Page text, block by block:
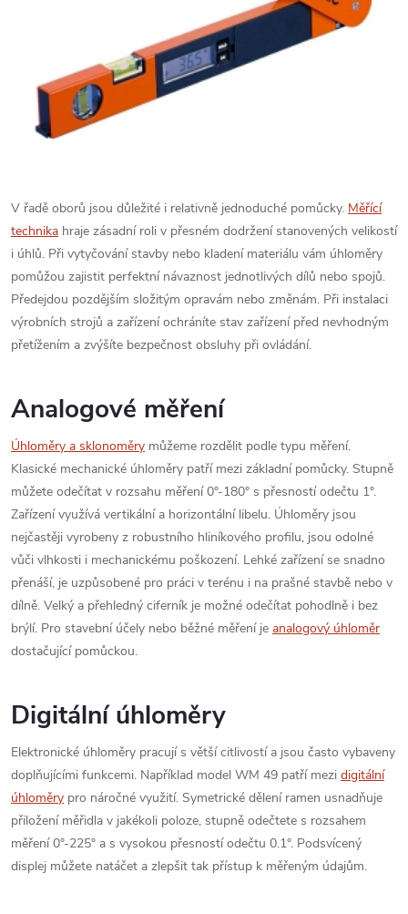
V řadě oborů jsou důležité i relativně jednoduché pomůcky. Měřící
technika hraje zásadní roli v přesném dodržení stanovených velikostí
i úhlů. Při vytyčování stavby nebo kladení materiálu vám úhloměry
pomůžou zajistit perfektní návaznost jednotlivých dílů nebo spojů.
Předejdou pozdějším složitým opravám nebo změnám. Při instalaci
výrobních strojů a zařízení ochráníte stav zařízení před nevhodným
přetížením a zvýšíte bezpečnost obsluhy při ovládání.
Analogové měření
Úhloměry a sklonoměry můžeme rozdělit podle typu měření.
Klasické mechanické úhloměry patří mezi základní pomůcky. Stupně
můžete odečítat v rozsahu měření 0°-180° s přesností odečtu 1°.
Zařízení využívá vertikální a horizontální libelu. Úhloměry jsou
nejčastěji vyrobeny z robustního hliníkového profilu, jsou odolné
vůči vlhkosti i mechanickému poškození. Lehké zařízení se snadno
přenáší, je uzpůsobené pro práci v terénu i na prašné stavbě nebo v
dílně. Velký a přehledný ciferník je možné odečítat pohodlně i bez
brýlí. Pro stavební účely nebo běžné měření je analogový úhloměr
dostačující pomůckou.
Digitální úhloměry
Elektronické úhloměry pracují s větší citlivostí a jsou často vybaveny
doplňujícími funkcemi. Například model WM 49 patří mezi digitální
úhloměry pro náročné využití. Symetrické dělení ramen usnadňuje
přiložení měřidla v jakékoli poloze, stupně odečtete s rozsahem
měření 0°-225° a s vysokou přesností odečtu 0.1°. Podsvícený
displej můžete natáčet a zlepšit tak přístup k měřeným údajům.